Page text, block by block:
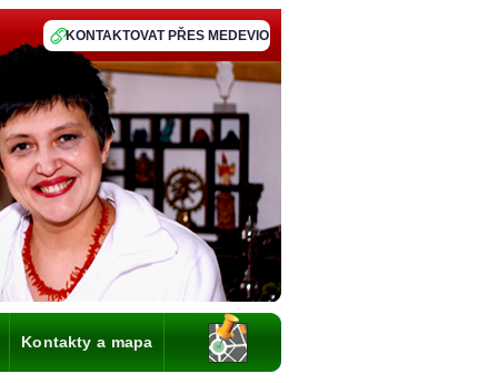
KONTAKTOVAT PŘES MEDEVIO
Kontakty a mapa